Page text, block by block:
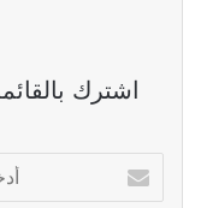
اشترك
أدخل
بريدك